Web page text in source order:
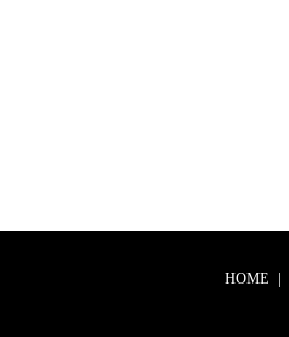
HOME